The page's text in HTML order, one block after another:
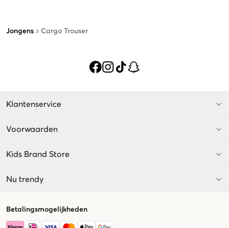
Jongens Cargo Trouser
Klantenservice
Voorwaarden
Kids Brand Store
Nu trendy
Betalingsmogelijkheden